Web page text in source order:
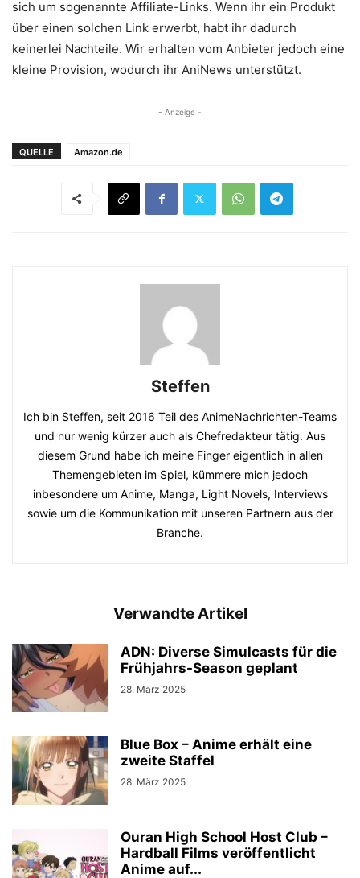
sich um sogenannte Affiliate-Links. Wenn ihr ein Produkt
über einen solchen Link erwerbt, habt ihr dadurch
keinerlei Nachteile. Wir erhalten vom Anbieter jedoch eine
kleine Provision, wodurch ihr AniNews unterstützt.
- Anzeige -
QUELLE Amazon.de
Steffen
Ich bin Steffen, seit 2016 Teil des AnimeNachrichten-Teams
und nur wenig kürzer auch als Chefredakteur tätig. Aus
diesem Grund habe ich meine Finger eigentlich in allen
Themengebieten im Spiel, kümmere mich jedoch
inbesondere um Anime, Manga, Light Novels, Interviews
sowie um die Kommunikation mit unseren Partnern aus der
Branche.
Verwandte Artikel
ADN: Diverse Simulcasts für die
Frühjahrs-Season geplant
28. März 2025
Blue Box – Anime erhält eine
zweite Staffel
28. März 2025
Ouran High School Host Club –
Hardball Films veröffentlicht
Anime auf...